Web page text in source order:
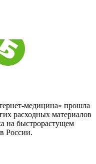
медицина» прошла
расходных материалов
на быстрорастущем
России.